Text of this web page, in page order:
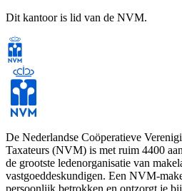
Wilt u ookprofiteren
specialisatie?
Wij hebben meer dan 12 jaar
Wij realiseren gemiddeld een
Uw woning komt bovenaan in
U krijgt een gerichte marketing
woonboerderij (wel eens van
Dit kantoor is lid van de NVM.
De Nederlandse Coöperatieve
Taxateurs (NVM) is met ruim 4400
de grootste ledenorganisatie van
vastgoeddeskundigen. Een NVM-
persoonlijk betrokken en ontzorgt je